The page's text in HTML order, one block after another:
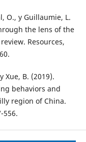
O., y Guillaumie, L.
the lens of the
Resources,
Xue, B. (2019).
behaviors and
region of China.
556.